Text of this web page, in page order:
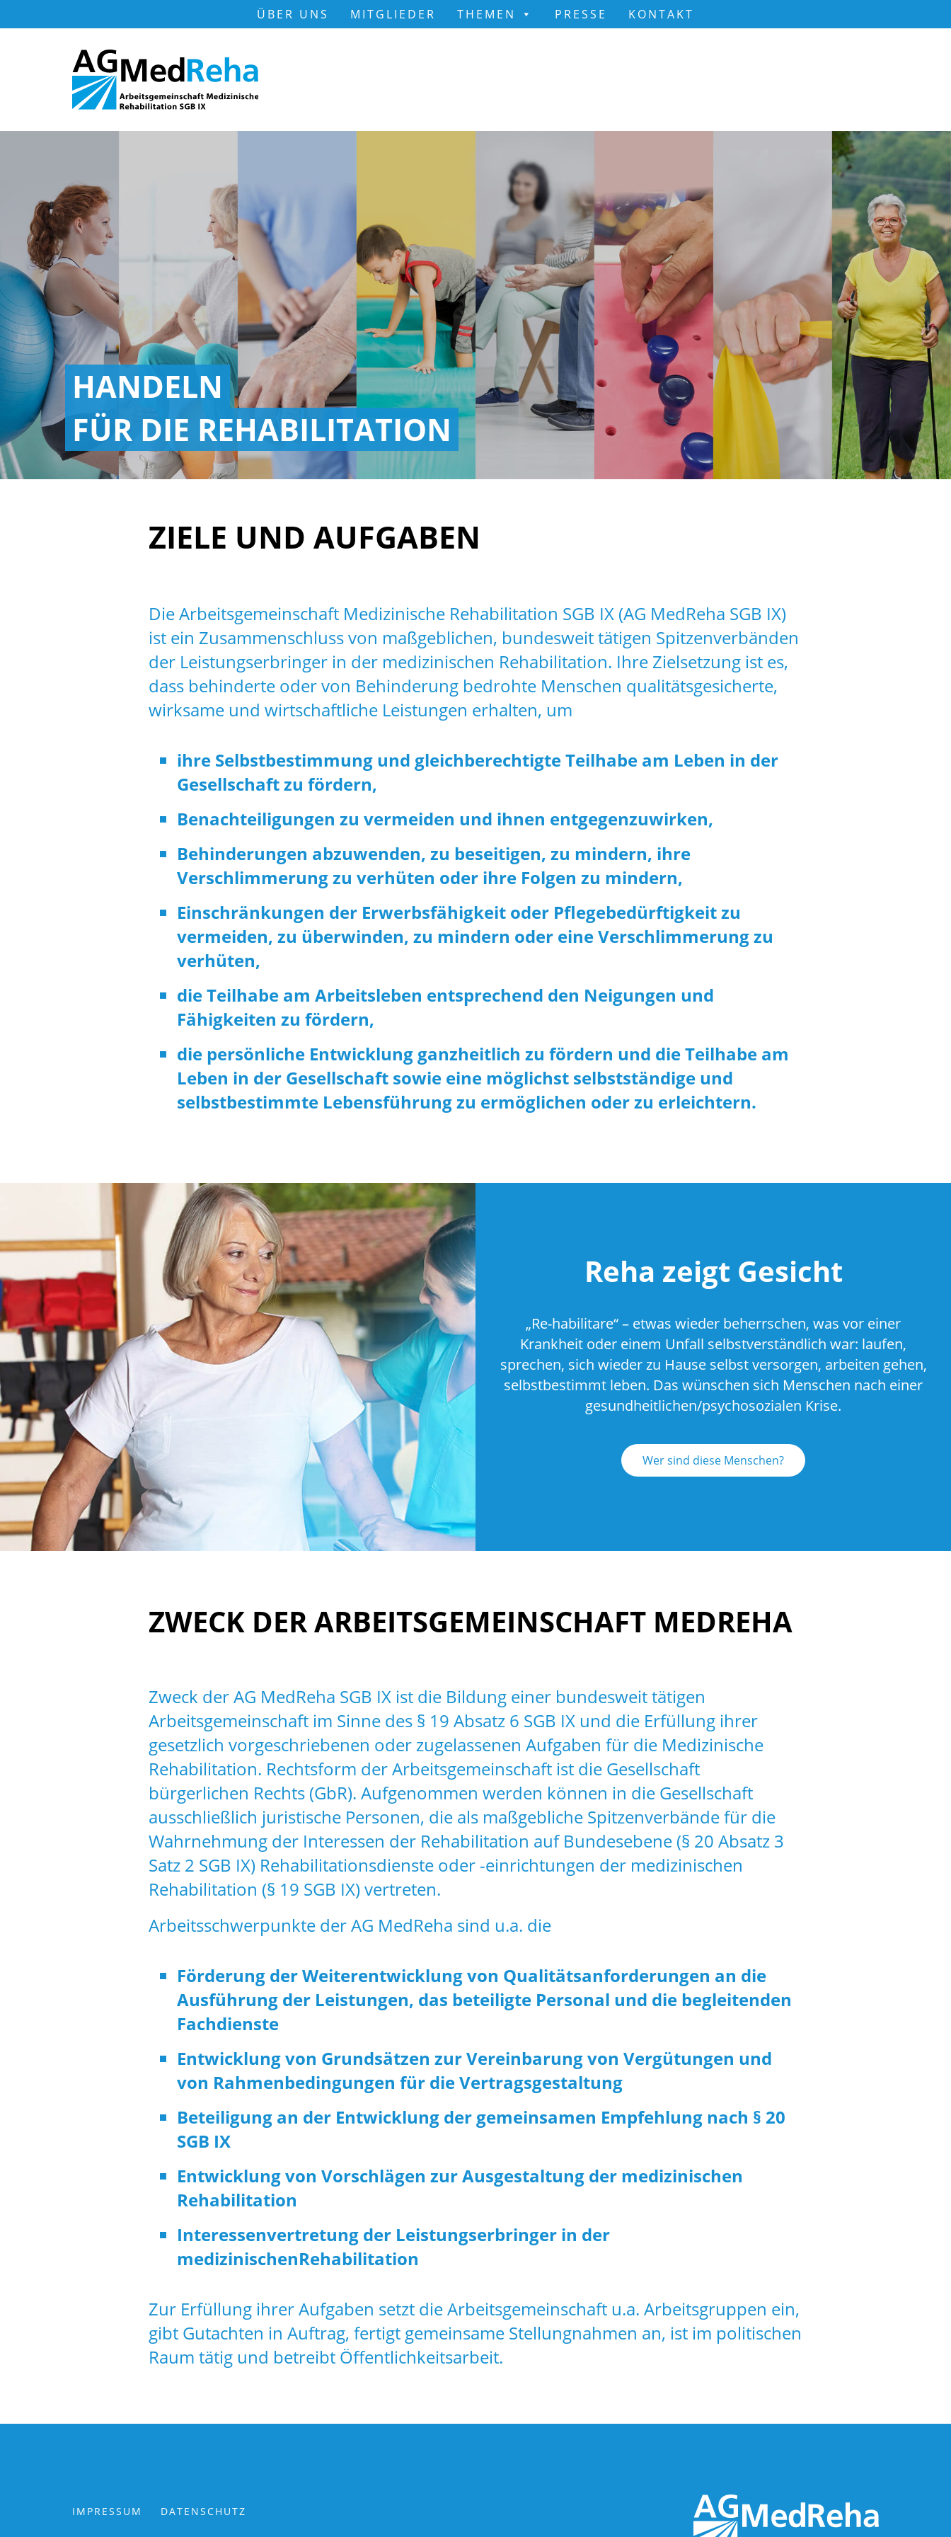
ÜBER UNS MITGLIEDER THEMEN PRESSE KONTAKT
HANDELN
FÜR DIE REHABILITATION
ZIELE UND AUFGABEN
Die Arbeitsgemeinschaft Medizinische Rehabilitation SGB IX (AG MedReha SGB IX)
ist ein Zusammenschluss von maßgeblichen, bundesweit tätigen Spitzenverbänden
der Leistungserbringer in der medizinischen Rehabilitation. Ihre Zielsetzung ist es,
dass behinderte oder von Behinderung bedrohte Menschen qualitätsgesicherte,
wirksame und wirtschaftliche Leistungen erhalten, um
ihre Selbstbestimmung und gleichberechtigte Teilhabe am Leben in der
Gesellschaft zu fördern,
Benachteiligungen zu vermeiden und ihnen entgegenzuwirken,
Behinderungen abzuwenden, zu beseitigen, zu mindern, ihre
Verschlimmerung zu verhüten oder ihre Folgen zu mindern,
Einschränkungen der Erwerbsfähigkeit oder Pflegebedürftigkeit zu
vermeiden, zu überwinden, zu mindern oder eine Verschlimmerung zu
verhüten,
die Teilhabe am Arbeitsleben entsprechend den Neigungen und
Fähigkeiten zu fördern,
die persönliche Entwicklung ganzheitlich zu fördern und die Teilhabe am
Leben in der Gesellschaft sowie eine möglichst selbstständige und
selbstbestimmte Lebensführung zu ermöglichen oder zu erleichtern.
Reha zeigt Gesicht
„Re-habilitare“ – etwas wieder beherrschen, was vor einer
Krankheit oder einem Unfall selbstverständlich war: laufen,
sprechen, sich wieder zu Hause selbst versorgen, arbeiten gehen,
selbstbestimmt leben. Das wünschen sich Menschen nach einer
gesundheitlichen/psychosozialen Krise.
Wer sind diese Menschen?
ZWECK DER ARBEITSGEMEINSCHAFT ­MEDREHA
Zweck der AG MedReha SGB IX ist die Bildung einer bundesweit tätigen
Arbeitsgemeinschaft im Sinne des § 19 Absatz 6 SGB IX und die Erfüllung ihrer
gesetzlich vorgeschriebenen oder zugelassenen Aufgaben für die Medizinische
Rehabilitation. Rechtsform der Arbeitsgemeinschaft ist die Gesellschaft
bürgerlichen Rechts (GbR). Aufgenommen werden können in die Gesellschaft
ausschließlich juristische Personen, die als maßgebliche Spitzenverbände für die
Wahrnehmung der Interessen der Rehabilitation auf Bundesebene (§ 20 Absatz 3
Satz 2 SGB IX) Rehabilitationsdienste oder -einrichtungen der medizinischen
Rehabilitation (§ 19 SGB IX) vertreten.
Arbeitsschwerpunkte der AG MedReha sind u.a. die
Förderung der Weiterentwicklung von Qualitätsanforderungen an die
Ausführung der Leistungen, das beteiligte Personal und die begleitenden
Fachdienste
Entwicklung von Grundsätzen zur Vereinbarung von Vergütungen und
von Rahmenbedingungen für die Vertragsgestaltung
Beteiligung an der Entwicklung der gemeinsamen Empfehlung nach § 20
SGB IX
Entwicklung von Vorschlägen zur Ausgestaltung der medizinischen
Rehabilitation
Interessenvertretung der Leistungserbringer in der
medizinischenRehabilitation
Zur Erfüllung ihrer Aufgaben setzt die Arbeitsgemeinschaft u.a. Arbeitsgruppen ein,
gibt Gutachten in Auftrag, fertigt gemeinsame Stellungnahmen an, ist im politischen
Raum tätig und betreibt Öffentlichkeitsarbeit.
IMPRESSUM DATENSCHUTZ